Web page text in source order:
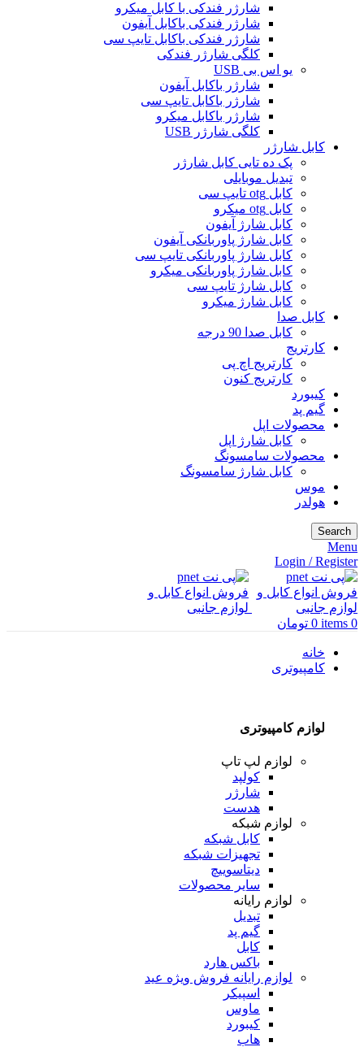
شارژر فندکی با کابل میکرو
شارژر فندکی باکابل آیفون
شارژر فندکی باکابل تایپ سی
کلگی شارژر فندکی
یو اس بی USB
شارژر باکابل آیفون
شارژر باکابل تایپ سی
شارژر باکابل میکرو
کلگی شارژر USB
کابل شارژر
پک ده تایی کابل شارژر
تبدیل موبایلی
کابل otg تایپ سی
کابل otg میکرو
کابل شارژ آیفون
کابل شارژ پاوربانکی آیفون
کابل شارژ پاوربانکی تایپ سی
کابل شارژ پاوربانکی میکرو
کابل شارژ تایپ سی
کابل شارژ میکرو
کابل صدا
کابل صدا 90 درجه
کارتریج
کارتریج اچ پی
کارتریج کنون
کیبورد
گیم پد
محصولات اپل
کابل شارژ اپل
محصولات سامسونگ
کابل شارژ سامسونگ
موس
هولدر
Search
Menu
Login / Register
0
items
0 تومان
خانه
کامپیوتری
لوازم کامپیوتری
لوازم لپ تاپ
کولپد
شارژر
هدست
لوازم شبکه
کابل شبکه
تجهیزات شبکه
دیتاسوییچ
سایر محصولات
لوازم رایانه
تبدیل
گیم پد
کابل
باکس هارد
لوازم رایانه فروش ویژه عید
اسپیکر
ماوس
کیبورد
هاب